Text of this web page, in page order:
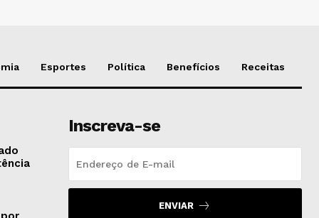
Esportes Política Benefícios Receitas
Inscreva-se
ENVIAR